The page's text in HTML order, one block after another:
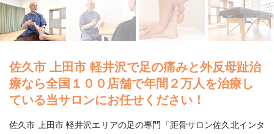
佐久市 上田市 軽井沢で足の痛みと外反母趾治
療なら全国１００店舗で年間２万人を治療し
ている当サロンにお任せください！
佐久市 上田市 軽井沢エリアの足の專門「距骨サロン佐久北インタ